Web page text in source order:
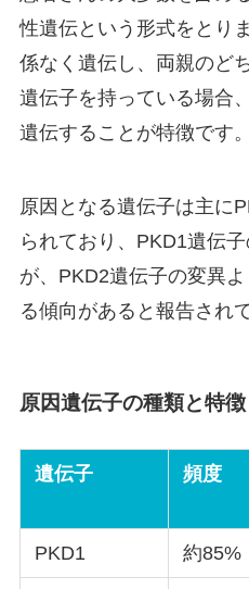
性遺伝という形式をとり
係なく遺伝し、両親のど
遺伝子を持っている場合
遺伝することが特徴です。
原因となる遺伝子は主に
られており、PKD1遺伝
が、PKD2遺伝子の変異
る傾向があると報告され
原因遺伝子の種類と特徴
遺伝子 頻度
PKD1 約85%